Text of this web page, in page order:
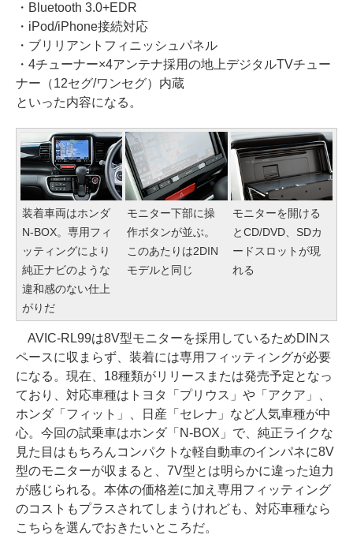
・Bluetooth 3.0+EDR
・iPod/iPhone接続対応
・ブリリアントフィニッシュパネル
・4チューナー×4アンテナ採用の地上デジタルTVチュー
ナー（12セグ/ワンセグ）内蔵
といった内容になる。
装着車両はホンダ
N-BOX。専用フィ
ッティングにより
純正ナビのような
違和感のない仕上
がりだ
モニター下部に操
作ボタンが並ぶ。
このあたりは2DIN
モデルと同じ
モニターを開ける
とCD/DVD、SDカ
ードスロットが現
れる
AVIC-RL99は8V型モニターを採用しているためDINス
ペースに収まらず、装着には専用フィッティングが必要
になる。現在、18種類がリリースまたは発売予定となっ
ており、対応車種はトヨタ「プリウス」や「アクア」、
ホンダ「フィット」、日産「セレナ」など人気車種が中
心。今回の試乗車はホンダ「N-BOX」で、純正ライクな
見た目はもちろんコンパクトな軽自動車のインパネに8V
型のモニターが収まると、7V型とは明らかに違った迫力
が感じられる。本体の価格差に加え専用フィッティング
のコストもプラスされてしまうけれども、対応車種なら
こちらを選んでおきたいところだ。